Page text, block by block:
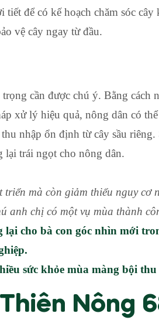
để có kế hoạch chăm sóc
vệ cây ngay từ đầu.
cần được chú ý. Bằng cách
xử lý hiệu quả, nông dân có
nhập ổn định từ cây sầu riêng.
lại trái ngọt cho nông dân.
mà còn giảm thiểu nguy cơ
anh chị có một vụ mùa thành
lại cho bà con góc nhìn mới
sức khỏe mùa màng bội thu
Thiên Nông